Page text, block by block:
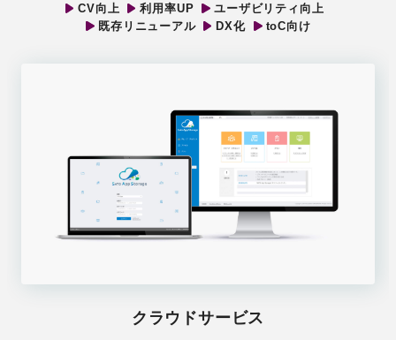
CV向上
利用率UP
ユーザビリティ向上
既存リニューアル
DX化 toC向け
クラウドサービス